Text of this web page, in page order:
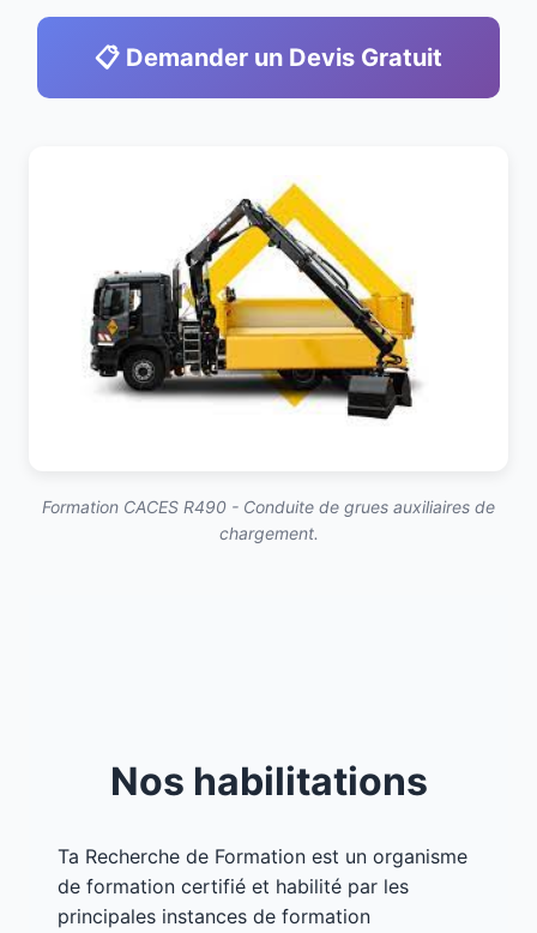
📋 Demander un Devis Gratuit
Formation CACES R490 - Conduite de grues auxiliaires de
chargement.
Nos habilitations
Ta Recherche de Formation est un organisme
de formation certifié et habilité par les
principales instances de formation